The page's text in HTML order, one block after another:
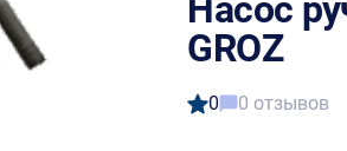
Насос
GROZ
0 0 отзывов